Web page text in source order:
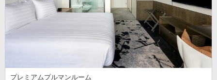
プレミアムプルマンルーム